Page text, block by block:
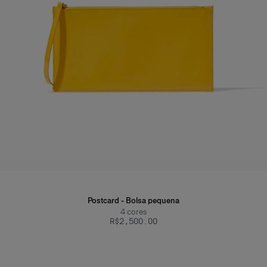
Postcard - Bolsa pequena
4cores
R$‌2,500.00